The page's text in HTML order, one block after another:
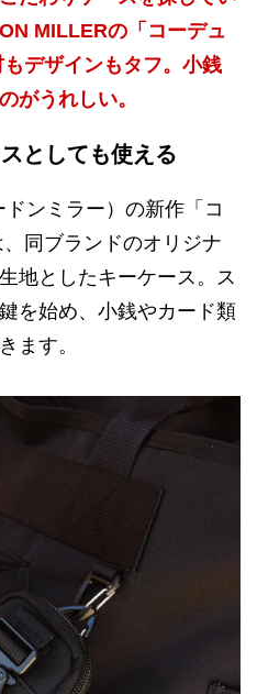
MILLERの「コーデュ
デザインもタフ。小銭
がうれしい。
としても使える
ンミラー）の新作「コ
同ブランドのオリジナ
地としたキーケース。ス
を始め、小銭やカード類
ます。